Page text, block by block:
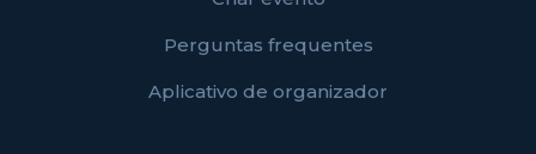
Perguntas frequentes
Aplicativo de organizador